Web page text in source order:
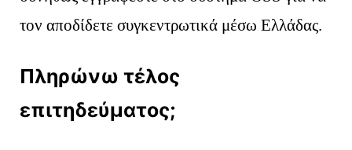
τον αποδίδετε συγκεντρωτικά μέσω Ελλάδας.
Πληρώνω τέλος
επιτηδεύματος;